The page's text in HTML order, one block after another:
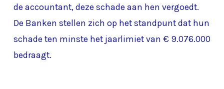
de accountant, deze schade aan hen vergoedt.
De Banken stellen zich op het standpunt dat hun
schade ten minste het jaarlimiet van € 9.076.000
bedraagt.